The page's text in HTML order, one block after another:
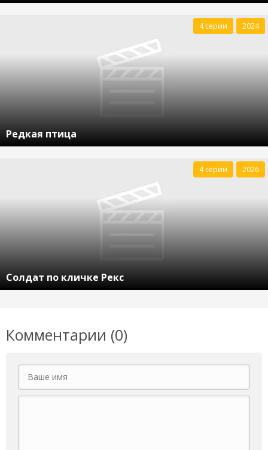
Редкая птица
4 серии 2024
Солдат по кличке Рекс
4 серии 2026
Комментарии (0)